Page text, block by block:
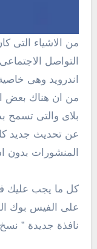
من الاشياء التى كان ينتظرها جميع مستخدمى موقع
التواصل
اندرويد وهى
من ان هناك بعض
بلاى والتى تسمح
عن تحديث جديد
المنشورات بدون
كل ما يجب عليك
على الفيس بوك
نافذة جديدة ”